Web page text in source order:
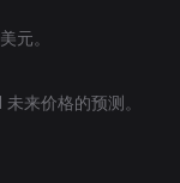
元。
来价格的预测。